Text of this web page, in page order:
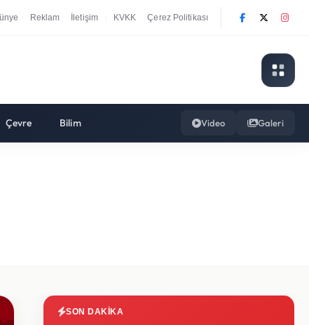
Reklam İletişim KVKK Çerez Politikası
Çevre Bilim Video Galeri
SON DAKIKA